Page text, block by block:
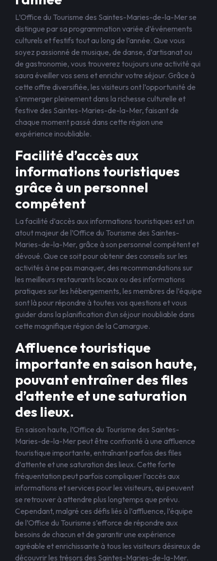
L’Office du Tourisme des Saintes-Maries-de-la-Mer se
distingue par sa programmation variée d’événements
culturels et festifs tout au long de l’année. Que vous
soyez passionné de musique, de danse, d’artisanat ou
de gastronomie, vous trouverez toujours une activité qui
saura éveiller vos sens et enrichir votre séjour. Grâce à
cette offre diversifiée, les visiteurs ont l’opportunité de
s’immerger pleinement dans la richesse culturelle et
festive des Saintes-Maries-de-la-Mer, faisant de
chaque moment passé dans cette région une
expérience inoubliable.
Facilité d’accès aux
informations touristiques
grâce à un personnel
compétent
La facilité d’accès aux informations touristiques est un
atout majeur de l’Office du Tourisme des Saintes-
Maries-de-la-Mer, grâce à son personnel compétent et
dévoué. Que ce soit pour obtenir des conseils sur les
activités à ne pas manquer, des recommandations sur
les meilleurs restaurants locaux ou des informations
pratiques sur les hébergements, les membres de l’équipe
sont là pour répondre à toutes vos questions et vous
guider dans la planification d’un séjour inoubliable dans
cette magnifique région de la Camargue.
Affluence touristique
importante en saison haute,
pouvant entraîner des files
d’attente et une saturation
des lieux.
En saison haute, l’Office du Tourisme des Saintes-
Maries-de-la-Mer peut être confronté à une affluence
touristique importante, entraînant parfois des files
d’attente et une saturation des lieux. Cette forte
fréquentation peut parfois compliquer l’accès aux
informations et services pour les visiteurs, qui peuvent
se retrouver à attendre plus longtemps que prévu.
Cependant, malgré ces défis liés à l’affluence, l’équipe
de l’Office du Tourisme s’efforce de répondre aux
besoins de chacun et de garantir une expérience
agréable et enrichissante à tous les visiteurs désireux de
découvrir les trésors des Saintes-Maries-de-la-Mer.